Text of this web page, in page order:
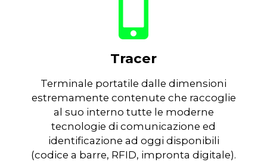
Tracer
Terminale portatile dalle dimensioni
estremamente contenute che raccoglie
al suo interno tutte le moderne
tecnologie di comunicazione ed
identificazione ad oggi disponibili
(codice a barre, RFID, impronta digitale).